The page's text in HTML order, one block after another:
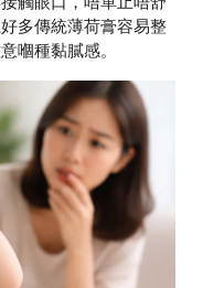
多傳統薄荷膏容易整
嗰種黏膩感。